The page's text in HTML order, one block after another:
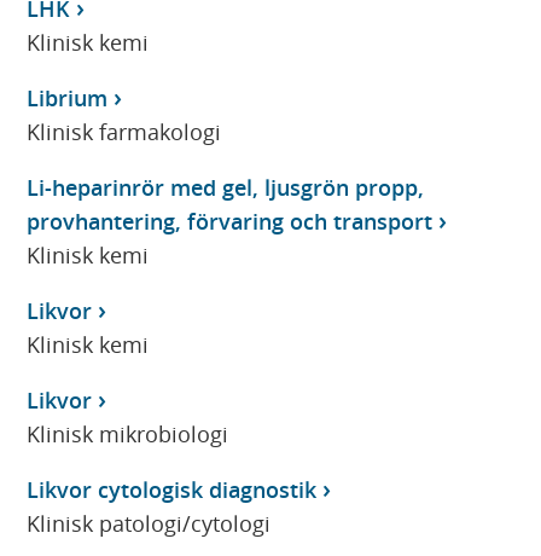
LHK
Klinisk kemi
Librium
Klinisk farmakologi
Li-heparinrör med gel, ljusgrön propp,
provhantering, förvaring och transport
Klinisk kemi
Likvor
Klinisk kemi
Likvor
Klinisk mikrobiologi
Likvor cytologisk diagnostik
Klinisk patologi/cytologi